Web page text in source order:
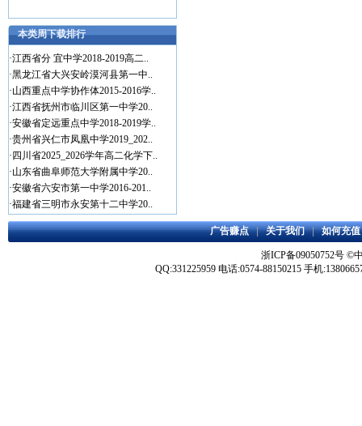
本类周下载排行
·江西省分 宜中学2018-2019高二..
·黑龙江省大兴安岭漠河县第一中..
·山西重点中学协作体2015-2016学..
·江西省抚州市临川区第一中学20..
·安徽省定远重点中学2018-2019学..
·贵州省兴仁市凤凰中学2019_202..
· 四川省2025_2026学年高二化学下..
·山东省曲阜师范大学附属中学20..
·安徽省六安市第一中学2016-201..
·福建省三明市永安第十二中学20..
广告赚点|关于我们|如何充值
浙ICP备09050752号 ©
QQ:331225959 电话:0574-88150215 手机